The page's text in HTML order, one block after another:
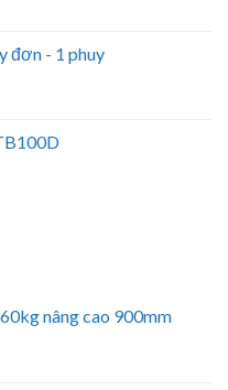
đơn - 1 phuy
nâng cao 900mm